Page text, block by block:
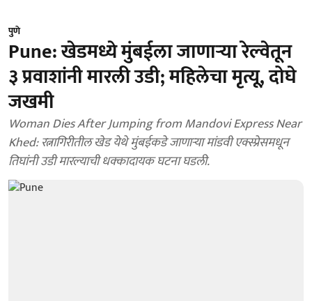
पुणे
Pune: खेडमध्ये मुंबईला जाणाऱ्या रेल्वेतून
३ प्रवाशांनी मारली उडी; महिलेचा मृत्यू, दोघे
जखमी
Woman Dies After Jumping from Mandovi Express Near
Khed: रत्नागिरीतील खेड येथे मुंबईकडे जाणाऱ्या मांडवी एक्स्प्रेसमधून
तिघांनी उडी मारल्याची धक्कादायक घटना घडली.